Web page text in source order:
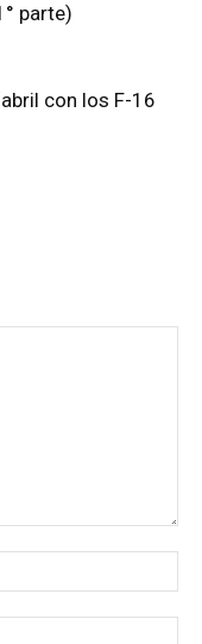
parte)
con los F-16